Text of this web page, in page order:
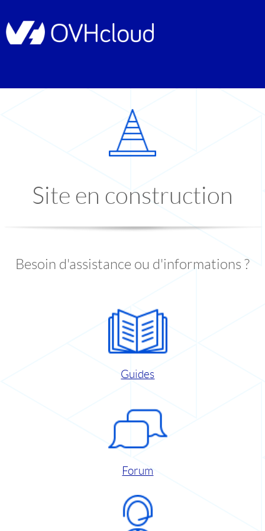
Site en construction
Besoin d'assistance ou d'informations ?
Guides
Forum